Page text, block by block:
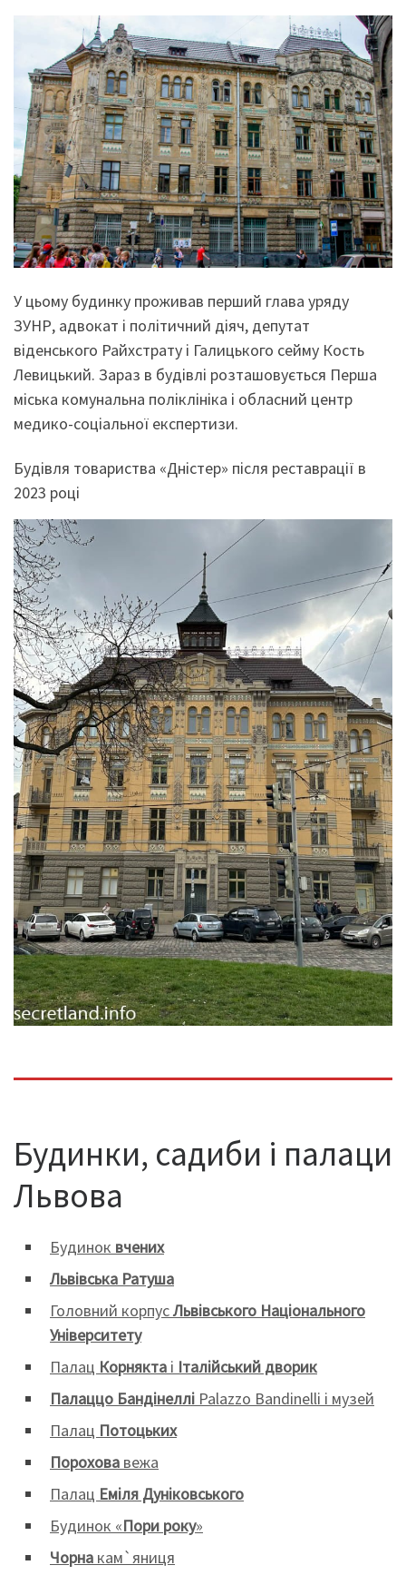
У цьому будинку проживав перший глава уряду
ЗУНР, адвокат і політичний діяч, депутат
віденського Райхстрату і Галицького сейму Кость
Левицький. Зараз в будівлі розташовується Перша
міська комунальна поліклініка і обласний центр
медико-соціальної експертизи.
Будівля товариства «Дністер» після реставрації в
2023 році
Будинки, садиби і палаци
Львова
Будинок вчених
Львівська Ратуша
Головний корпусЛьвівського Національного
Університету
Палац Корнякта і Італійський дворик
Палаццо Бандінеллі Palazzo Bandinelli і музей
Палац Потоцьких
Порохова вежа
Палац Еміля Дуніковського
Будинок «Пори року»
Чорна кам`яниця